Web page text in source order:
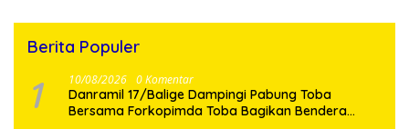
Berita Populer
1 10/08/2026 0 Komentar
Danramil 17/Balige Dampingi Pabung Toba
Bersama Forkopimda Toba Bagikan Bendera